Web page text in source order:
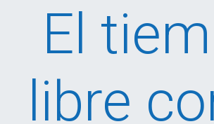
El
libre